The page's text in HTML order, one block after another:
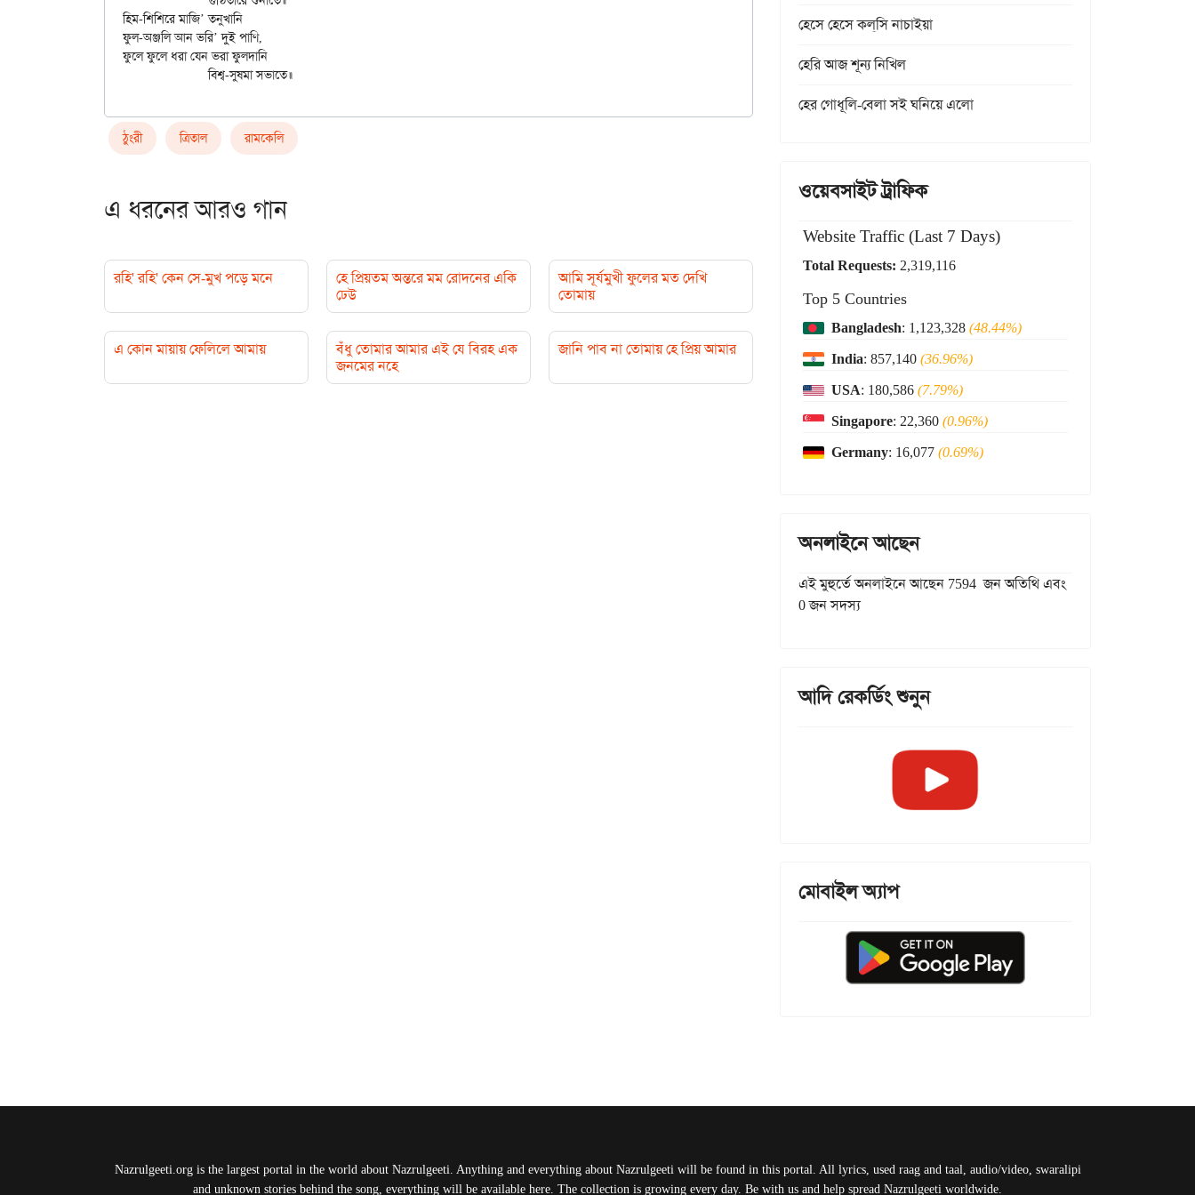
হিম-শিশিরে মাজি’ তনুখানি
ফুল-অঞ্জলি আন ভরি’ দুই পাণি,
ফুলে ফুলে ধরা যেন ভরা ফুলদানি
ঠুংরী ত্রিতাল রামকেলি
এ ধরনের আরও গান
রহি' রহি' কেন সে-মুখ পড়ে মনে
হে প্রিয়তম অন্তরে মম রোদনের একি
ঢেউ
আমি সূর্যমুখী ফুলের মত দেখি
তোমায়
এ কোন মায়ায় ফেলিলে আমায়
বঁধু তোমার আমার এই যে বিরহ এক
জনমের নহে
জানি পাব না তোমায় হে প্রিয় আমার
হেসে হেসে কল্‌সি নাচাইয়া
হেরি আজ শূন্য নিখিল
হের গোধূলি-বেলা সই ঘনিয়ে এলো
ওয়েবসাইট ট্রাফিক
Website Traffic (Last 7 Days)
Total Requests: 2,319,116
Top 5 Countries
Bangladesh: 1,123,328(48.44%)
India: 857,140(36.96%)
USA: 180,586(7.79%)
Singapore: 22,360(0.96%)
Germany: 16,077(0.69%)
অনলাইনে আছেন
এই মুহুর্তে অনলাইনে আছেন 7594 জন অতিথি এবং
0 জন সদস্য
আদি রেকর্ডিং শুনুন
মোবাইল অ্যাপ
Nazrulgeeti.org is the largest portal in the world about Nazrulgeeti. Anything and everything about Nazrulgeeti will be found in this portal. All lyrics, used raag and taal, audio/video, swaralipi
and unknown stories behind the song, everything will be available here. The collection is growing every day. Be with us and help spread Nazrulgeeti worldwide.